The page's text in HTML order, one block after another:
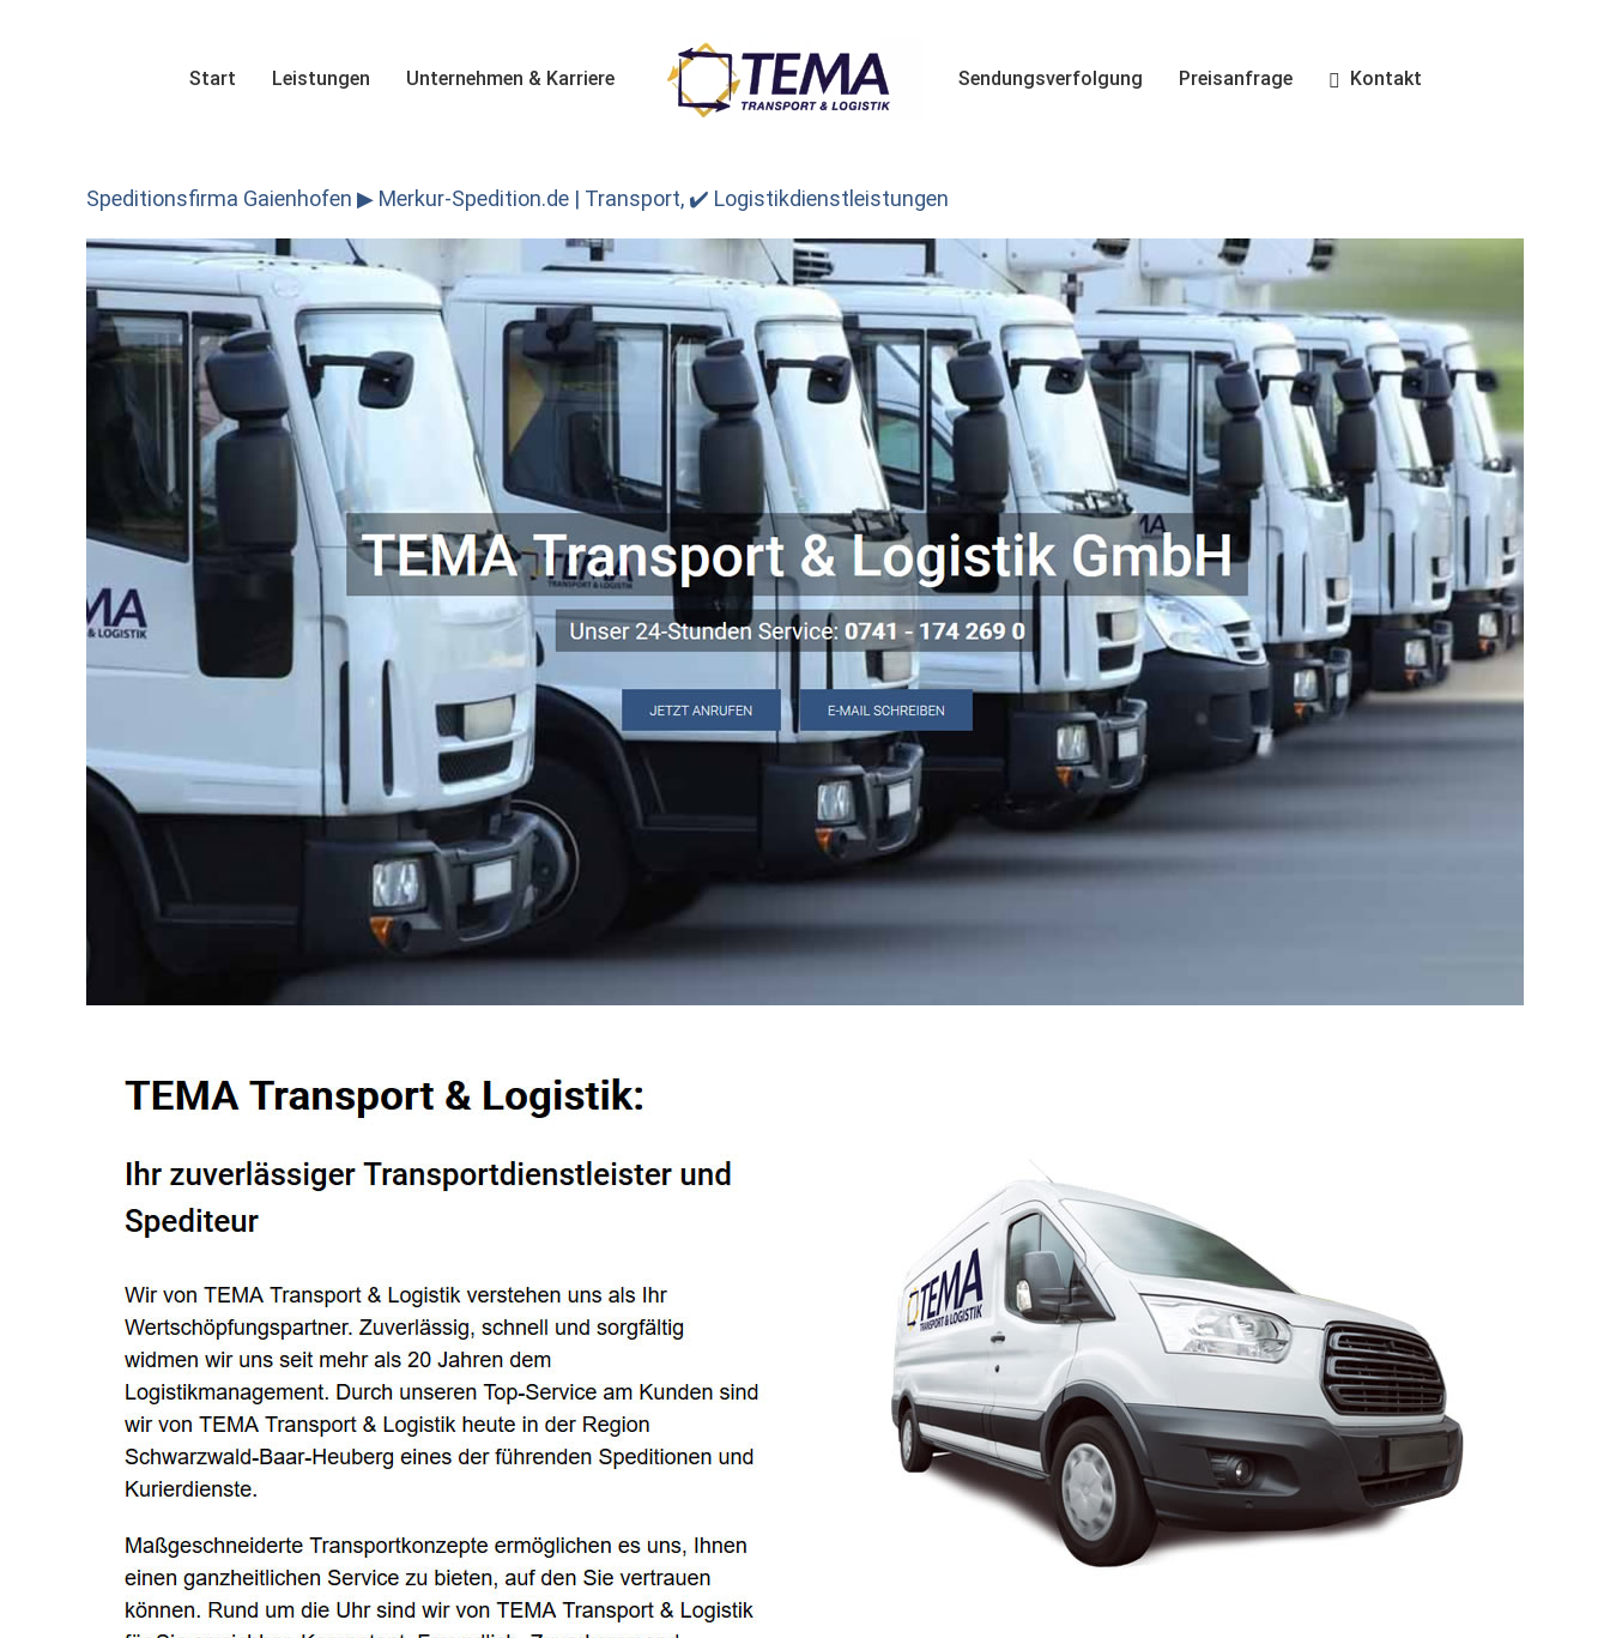
Start Leistungen Unternehmen & Karriere Sendungsverfolgung Preisanfrage Kontakt
Speditionsfirma Gaienhofen ▶︎ Merkur-Spedition.de | Transport, ✔️ Logistikdienstleistungen